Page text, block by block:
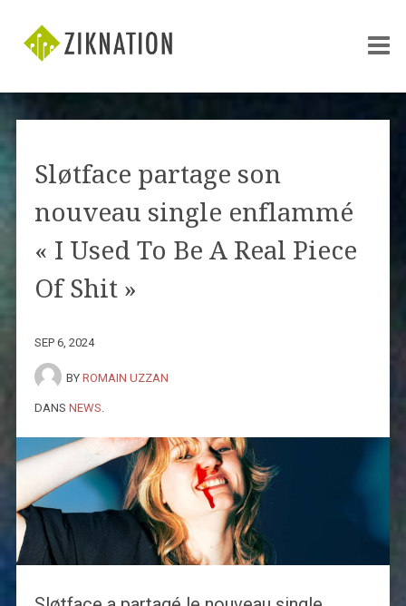
Sløtface partage son
nouveau single enflammé
« I Used To Be A Real Piece
Of Shit »
SEP 6, 2024
BY ROMAIN UZZAN
DANS NEWS